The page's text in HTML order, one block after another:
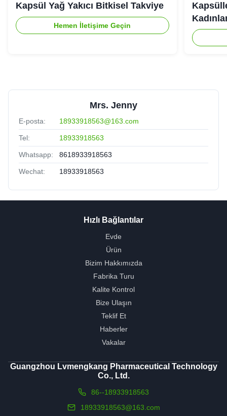
Kapsül Yağ Yakıcı Bitkisel Takviye
Hemen İletişime Geçin
Mrs. Jenny
E-posta: 18933918563@163.com
Tel: 18933918563
Whatsapp: 8618933918563
Wechat: 18933918563
Hızlı Bağlantılar
Evde
Ürün
Bizim Hakkımızda
Fabrika Turu
Kalite Kontrol
Bize Ulaşın
Teklif Et
Haberler
Vakalar
Guangzhou Lvmengkang Pharmaceutical Technology
Co., Ltd.
86--18933918563
18933918563@163.com